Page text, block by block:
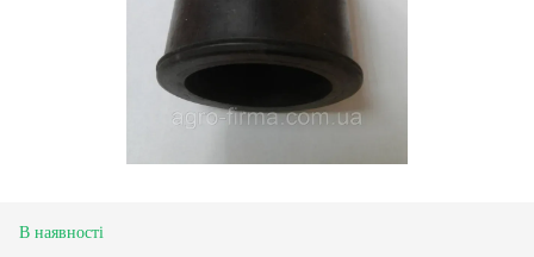
В наявності